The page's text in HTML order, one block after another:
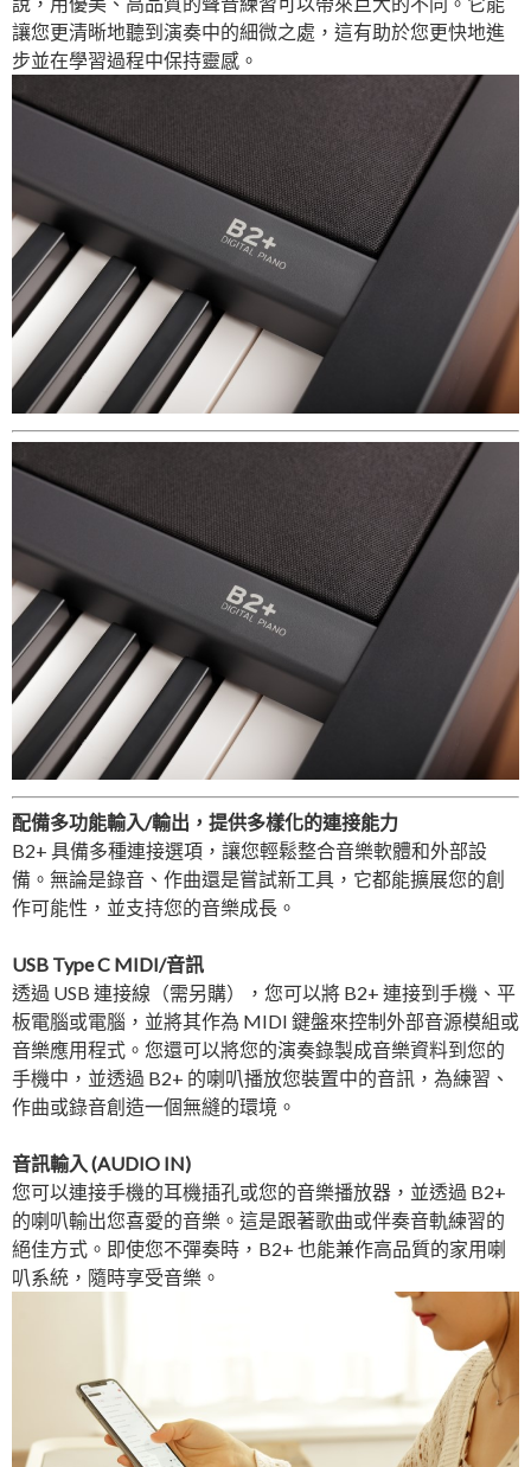
讓您更清晰地聽到演奏中的細微之處，這有助於您更快地進
步並在學習過程中保持靈感。
配備多功能輸入/輸出，提供多樣化的連接能力
B2+ 具備多種連接選項，讓您輕鬆整合音樂軟體和外部設
備。無論是錄音、作曲還是嘗試新工具，它都能擴展您的創
作可能性，並支持您的音樂成長。
USB Type C MIDI/音訊
透過 USB 連接線（需另購），您可以將 B2+ 連接到手機、平
板電腦或電腦，並將其作為 MIDI 鍵盤來控制外部音源模組或
音樂應用程式。您還可以將您的演奏錄製成音樂資料到您的
手機中，並透過 B2+ 的喇叭播放您裝置中的音訊，為練習、
作曲或錄音創造一個無縫的環境。
音訊輸入 (AUDIO IN)
您可以連接手機的耳機插孔或您的音樂播放器，並透過 B2+
的喇叭輸出您喜愛的音樂。這是跟著歌曲或伴奏音軌練習的
絕佳方式。即使您不彈奏時，B2+ 也能兼作高品質的家用喇
叭系統，隨時享受音樂。